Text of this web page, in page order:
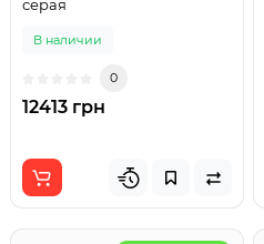
серая
В наличии
0
12413 грн